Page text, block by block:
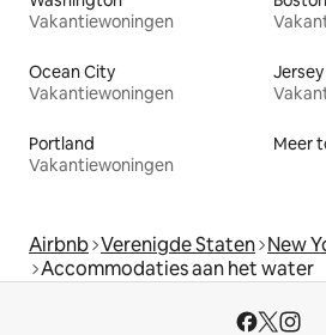
Vakantiewoningen
Ocean City
Vakantiewoningen
Portland
Vakantiewoningen
Meer
Airbnb Verenigde Staten New
Accommodaties aan het water